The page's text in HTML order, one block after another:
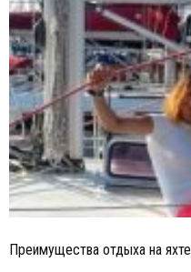
Преимущества отдыха на яхте